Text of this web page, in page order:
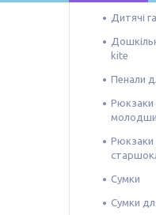
Дитячі
kite
Пенали
Рюкзаки
Рюкзаки
Сумки
Сумки